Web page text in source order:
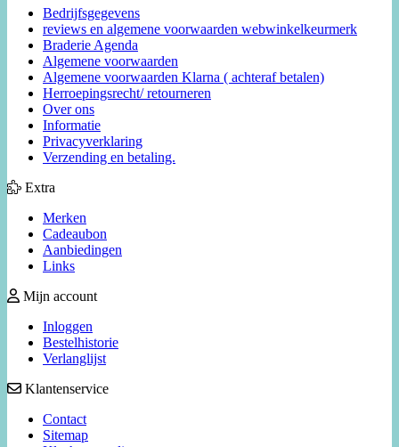
Bedrijfsgegevens
reviews en algemene voorwaarden webwinkelkeurmerk
Braderie Agenda
Algemene voorwaarden
Algemene voorwaarden Klarna ( achteraf betalen)
Herroepingsrecht/ retourneren
Over ons
Informatie
Privacyverklaring
Verzending en betaling.
Extra
Merken
Cadeaubon
Aanbiedingen
Links
Mijn account
Inloggen
Bestelhistorie
Verlanglijst
Klantenservice
Contact
Sitemap